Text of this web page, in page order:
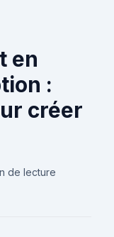
en
:
créer
de lecture